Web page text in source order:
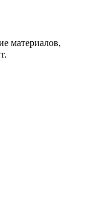
материалов,